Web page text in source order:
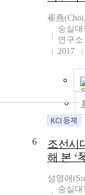
崔燕
숭실
연구소
2017
6
조선시
해 본 ‘
성영애
숭실